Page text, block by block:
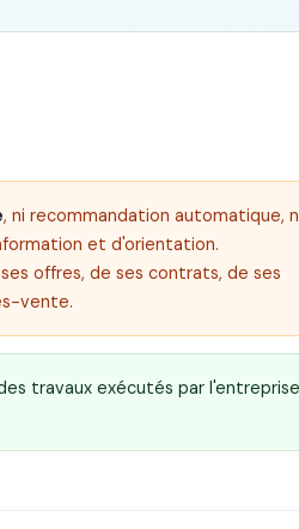
, ni recommandation automatique,
et d'orientation.
offres, de ses contrats, de ses
vente.
travaux exécutés par l'entreprise